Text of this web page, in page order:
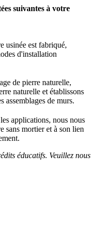
suivantes à votre
usinée est fabriqué,
d'installation
de pierre naturelle,
naturelle et établissons
assemblages de murs.
applications, nous nous
sans mortier et à son lien
éducatifs. Veuillez nous